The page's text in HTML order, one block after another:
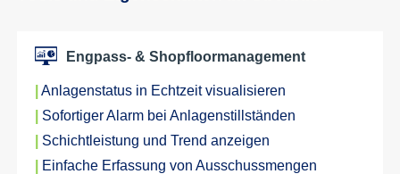
Engpass- & Shopfloormanagement
Anlagenstatus in Echtzeit visualisieren
Sofortiger Alarm bei Anlagenstillständen
Schichtleistung und Trend anzeigen
Einfache Erfassung von Ausschussmengen